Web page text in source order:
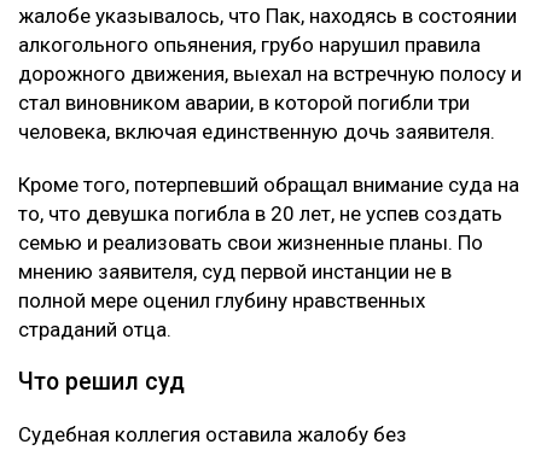
жалобе указывалось, что Пак, находясь в состоянии
алкогольного опьянения, грубо нарушил правила
дорожного движения, выехал на встречную полосу и
стал виновником аварии, в которой погибли три
человека, включая единственную дочь заявителя.
Кроме того, потерпевший обращал внимание суда на
то, что девушка погибла в 20 лет, не успев создать
семью и реализовать свои жизненные планы. По
мнению заявителя, суд первой инстанции не в
полной мере оценил глубину нравственных
страданий отца.
Что решил суд
Судебная коллегия оставила жалобу без